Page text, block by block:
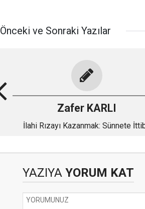
Önceki ve Sonraki Yazılar
Zafer KARLI
İlahi Rızayı Kazanmak: Sünnete
YAZIYA YORUM KAT